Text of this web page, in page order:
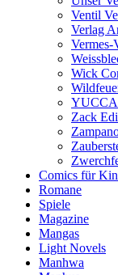
Ventil
Verlag
Vermes-
Wick
YUCCA
Zack
Comics für
Romane
Spiele
Magazine
Mangas
Light Novels
Manhwa